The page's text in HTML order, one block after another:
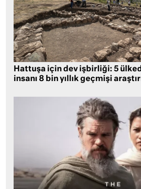
Hattuşa için dev işbirliği: 5
insanı 8 bin yıllık geçmişi